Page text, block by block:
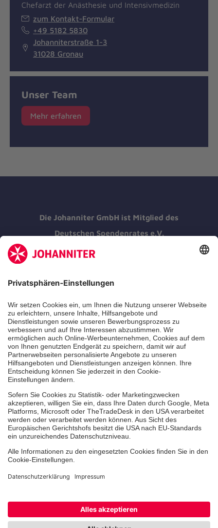
Chefarzt der Anästhesie und Intensivmedizin
zum Kontakt-Formular
+49 5182 5830
Johanniterstraße 1-3
31028 Gronau
Unser Team
Mehr erfahren
Die Johanniter GmbH ist Mitglied des
Deutschen Spendenrates e.V.
Kununu Top Company 2026
Medizin & Pflege
Zentren
Patienten
Zuweiser
Hinweisgebersystem
Cookie-Einstellungen Datenschutz Barrierefreiheit